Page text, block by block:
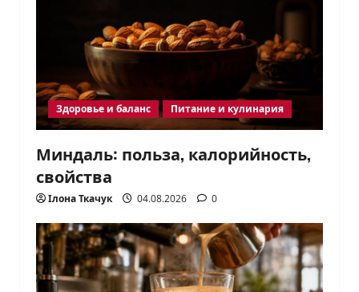
Здоровье и баланс Питание и кулинария
Миндаль: польза, калорийность,
свойства
Ілона Ткачук 04.08.2026 0